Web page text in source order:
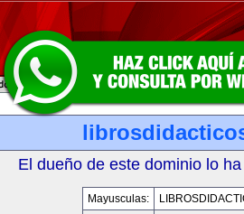
El dueño de este dominio lo
Mayusculas: